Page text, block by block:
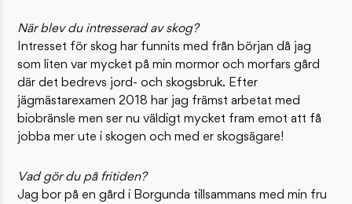
När blev du intresserad av skog?
Intresset för skog har funnits med från början då jag
som liten var mycket på min mormor och morfars gård
där det bedrevs jord- och skogsbruk. Efter
jägmästarexamen 2018 har jag främst arbetat med
biobränsle men ser nu väldigt mycket fram emot att få
jobba mer ute i skogen och med er skogsägare!
Vad gör du på fritiden?
Jag bor på en gård i Borgunda tillsammans med min fru